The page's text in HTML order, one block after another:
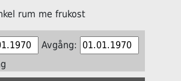
rum me frukost
Avgång: